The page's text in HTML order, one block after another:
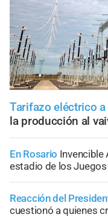
Tarifazo eléctrico
la producción al
En Rosario Invencible
estadio de los
Reacción del
cuestionó a quienes